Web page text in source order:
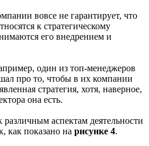
вовсе не гарантирует, что
к стратегическому
его внедрением и
один из топ-менеджеров
про то, чтобы в их компании
стратегия, хотя, наверное,
она есть.
аспектам деятельности
как показано на рисунке 4.